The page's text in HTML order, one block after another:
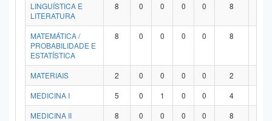
LINGUÍSTICA E
LITERATURA
8 0 0 0 0 8
MATEMÁTICA /
PROBABILIDADE E
ESTATÍSTICA
8 0 0 0 0 8
MATERIAIS 2 0 0 0 0 2
MEDICINA I
5 0 1 0 0 4
MEDICINA II
8 0 0 0 0 8